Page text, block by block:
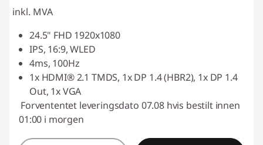
inkl. MVA
24.5" FHD 1920x1080
IPS, 16:9, WLED
4ms, 100Hz
1x HDMI® 2.1 TMDS, 1x DP 1.4 (HBR2), 1x DP 1.4
Out, 1x VGA
Forvententet leveringsdato 07.08 hvis bestilt innen
01:00 i morgen